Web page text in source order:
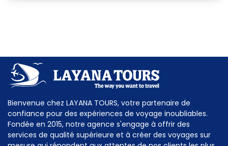
Bienvenue chez LAYANA TOURS, votre partenaire de
confiance pour des expériences de voyage inoubliables.
Fondée en 2015, notre agence s'engage à offrir des
services de qualité supérieure et à créer des voyages sur